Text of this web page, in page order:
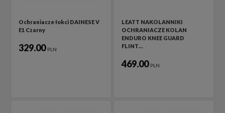
Ochraniacze łokci DAINESE V
E1 Czarny
329.00 PLN
LEATT NAKOLANNIKI
OCHRANIACZE KOLAN
ENDURO KNEE GUARD
FLINT…
469.00 PLN